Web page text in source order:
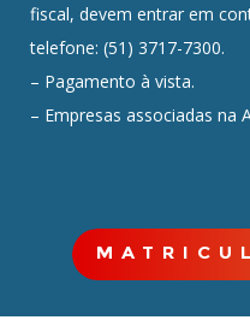
fiscal, devem entrar em
telefone: (51) 3717-7300.
– Pagamento à vista.
– Empresas associadas na